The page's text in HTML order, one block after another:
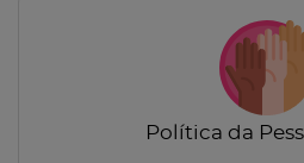
Política da